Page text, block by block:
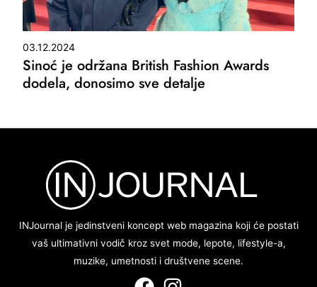
03.12.2024
Sinoć je održana British Fashion Awards
dodela, donosimo sve detalje
INJournal je jedinstveni koncept web magazina koji će postati
vaš ultimativni vodič kroz svet mode, lepote, lifestyle-a,
muzike, umetnosti i društvene scene.